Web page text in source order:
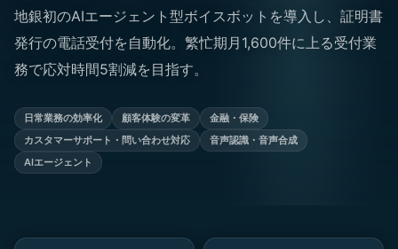
地銀初のAIエージェント型ボイスボットを導入し、証明書
発行の電話受付を自動化。繁忙期月1,600件に上る受付業
務で応対時間5割減を目指す。
日常業務の効率化 顧客体験の変革
金融・保険
カスタマーサポート・問い合わせ対応
音声認識・音声合成
AIエージェント